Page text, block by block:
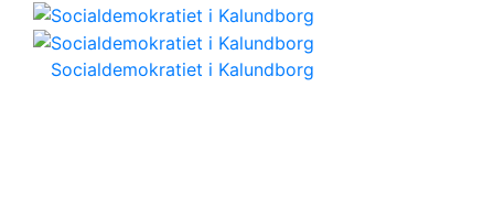
Socialdemokratiet i Kalundborg